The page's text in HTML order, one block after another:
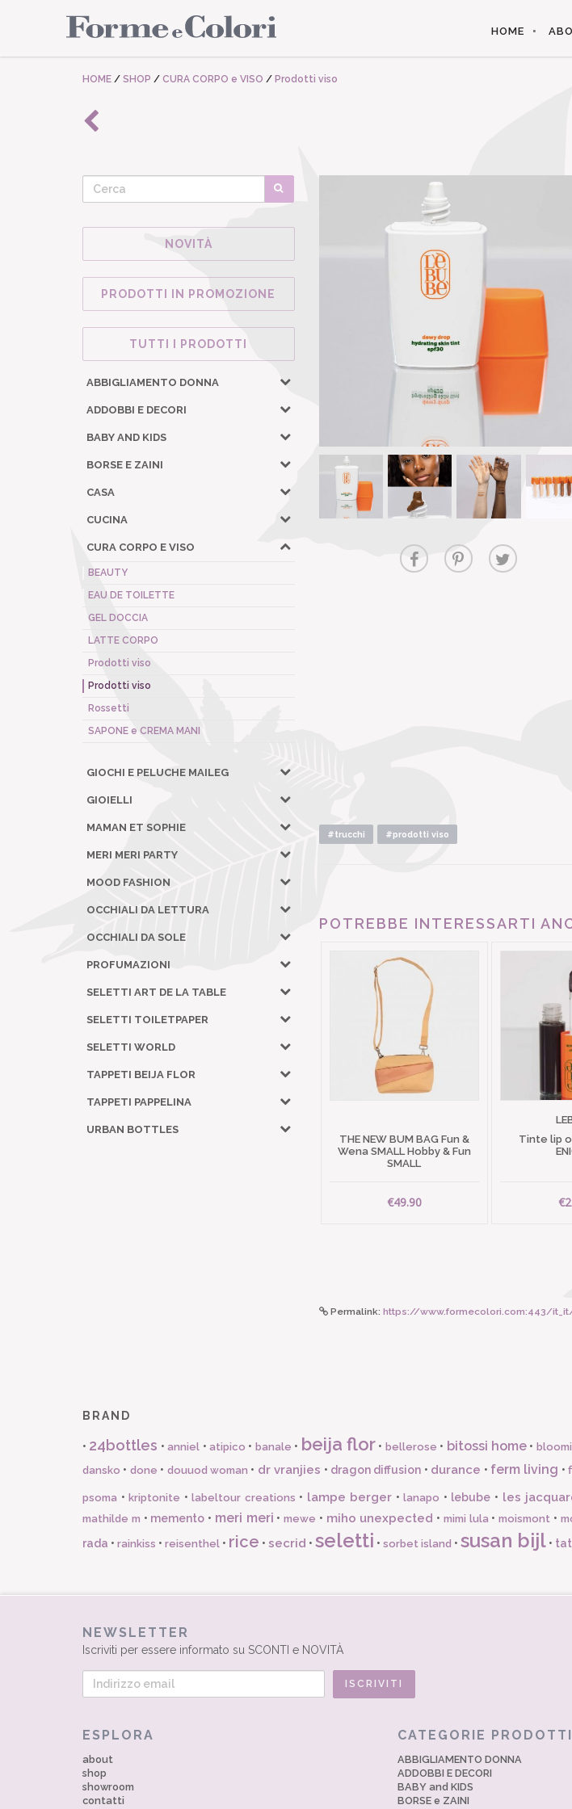
HOME
HOME / SHOP / CURA CORPO e VISO / Prodotti viso
NOVITÀ
PRODOTTI IN PROMOZIONE
TUTTI I PRODOTTI
ABBIGLIAMENTO DONNA
ADDOBBI E DECORI
BABY AND KIDS
BORSE E ZAINI
CASA
CUCINA
CURA CORPO E VISO
BEAUTY
EAU DE TOILETTE
GEL DOCCIA
LATTE CORPO
Prodotti viso
Prodotti viso
Rossetti
SAPONE e CREMA MANI
GIOCHI E PELUCHE MAILEG
GIOIELLI
MAMAN ET SOPHIE
MERI MERI PARTY
MOOD FASHION
OCCHIALI DA LETTURA
OCCHIALI DA SOLE
PROFUMAZIONI
SELETTI ART DE LA TABLE
SELETTI TOILETPAPER
SELETTI WORLD
TAPPETI BEIJA FLOR
TAPPETI PAPPELINA
URBAN BOTTLES
#trucchi #prodotti viso
POTREBBE INTERESSARTI
THE NEW BUM BAG Fun &
Wena SMALL Hobby & Fun
SMALL
€49.90
Tinte lip
Permalink: https://www.formecolori.com:443/it_it/
BRAND
• 24bottles •anniel •atipico • banale • beija flor • bellerose • bitossi home •
dansko • done • douuod woman • dr vranjies • dragon diffusion • durance • ferm living •
psoma •kriptonite •labeltour creations • lampe berger •lanapo • lebube • les
mathilde m • memento • meri meri •mewe • miho unexpected • mimi lula •moismont •
rada • rainkiss • reisenthel • rice • secrid • seletti • sorbet island • susan bijl •
NEWSLETTER
Iscriviti per essere informato su SCONTI e NOVITÀ
ESPLORA
about
shop
showroom
contatti
CATEGORIE PRODOTTI
ABBIGLIAMENTO DONNA
ADDOBBI E DECORI
BABY and KIDS
BORSE e ZAINI